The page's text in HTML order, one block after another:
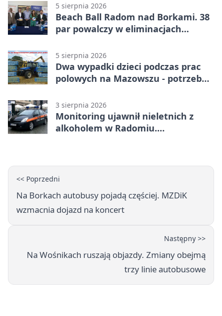
5 sierpnia 2026
Beach Ball Radom nad Borkami. 38
par powalczy w eliminacjach
5 sierpnia 2026
Dwa wypadki dzieci podczas prac
polowych na Mazowszu - potrzebna
3 sierpnia 2026
Monitoring ujawnił nieletnich z
alkoholem w Radomiu.
<< Poprzedni
Na Borkach autobusy pojadą częściej. MZDiK
wzmacnia dojazd na koncert
Następny >>
Na Wośnikach ruszają objazdy. Zmiany obejmą
trzy linie autobusowe